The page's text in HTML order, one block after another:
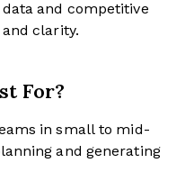
and competitive
clarity.
For?
in small to mid-
and generating